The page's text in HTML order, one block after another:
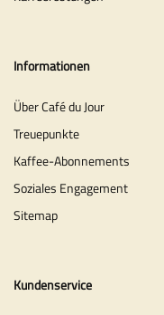
Informationen
Über Café du Jour
Treuepunkte
Kaffee-Abonnements
Soziales Engagement
Sitemap
Kundenservice